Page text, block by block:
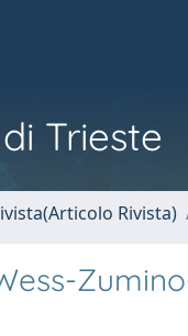
Trieste
Rivista)